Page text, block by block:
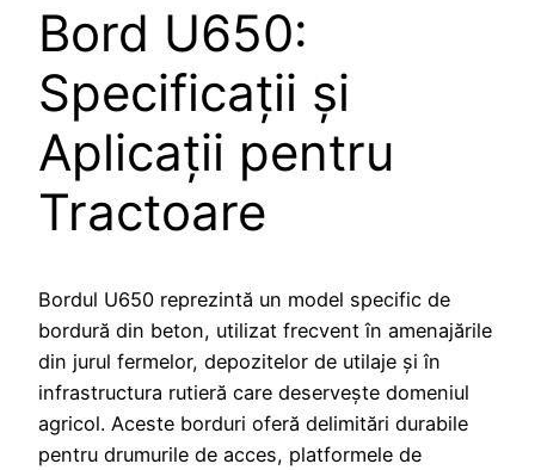
Bord U650:
Specificații și
Aplicații pentru
Tractoare
Bordul U650 reprezintă un model specific de
bordură din beton, utilizat frecvent în amenajările
din jurul fermelor, depozitelor de utilaje și în
infrastructura rutieră care deservește domeniul
agricol. Aceste borduri oferă delimitări durabile
pentru drumurile de acces, platformele de